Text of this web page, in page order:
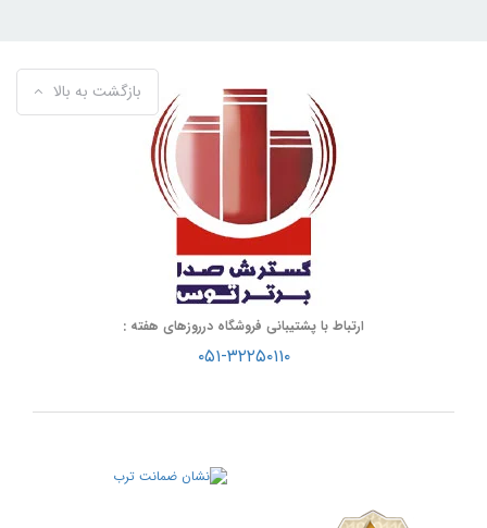
بازگشت به بالا
ارتباط با پشتیبانی فروشگاه درروزهای هفته :
۰۵۱-۳۲۲۵۰۱۱۰